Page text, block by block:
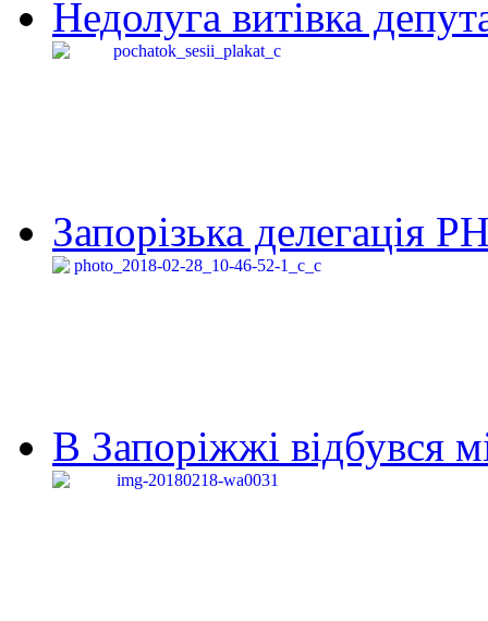
Недолуга витівка
Запорізька делегація
В Запоріжжі відбувся